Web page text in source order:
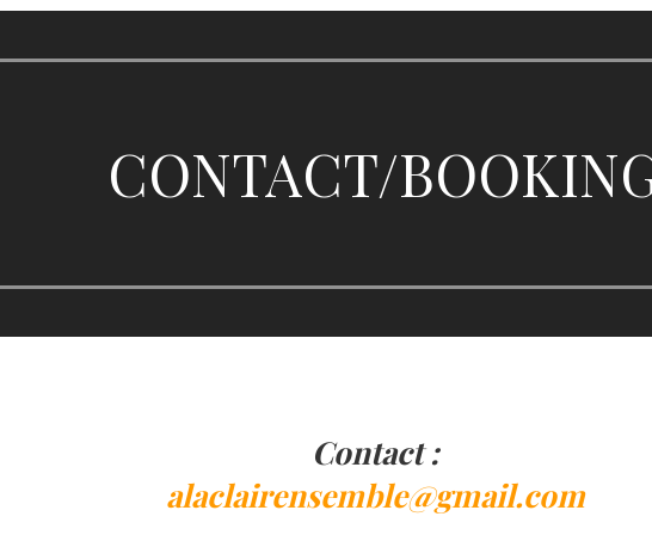
CONTACT/
Contact :
alaclairensemble@gmail.com